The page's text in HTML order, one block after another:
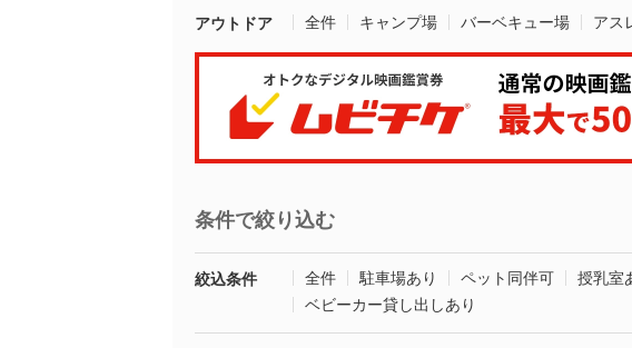
アウトドア 全件 キャンプ場 バーベキュー場 アス
条件で絞り込む
絞込条件 全件 駐車場あり ペット同伴可 授乳室
ベビーカー貸し出しあり